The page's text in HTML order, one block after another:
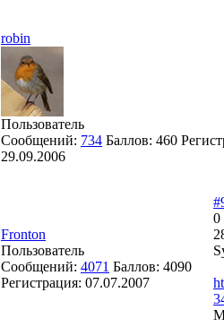
robin
Пользователь
Сообщений: 734 Баллов: 460
29.09.2006
Fronton
Пользователь
Сообщений: 4071 Баллов: 4090
Регистрация: 07.07.2007
0